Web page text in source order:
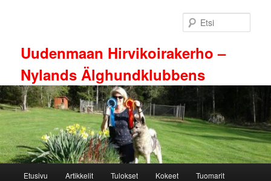
Uudenmaan Hirvikoirakerho –
Nylands Älghundklubbens
Etusivu Artikkelit Tulokset Kokeet Tuomarit